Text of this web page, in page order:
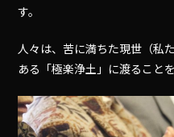
す。
人々は、苦に満ちた現世（私
ある「極楽浄土」に渡ること